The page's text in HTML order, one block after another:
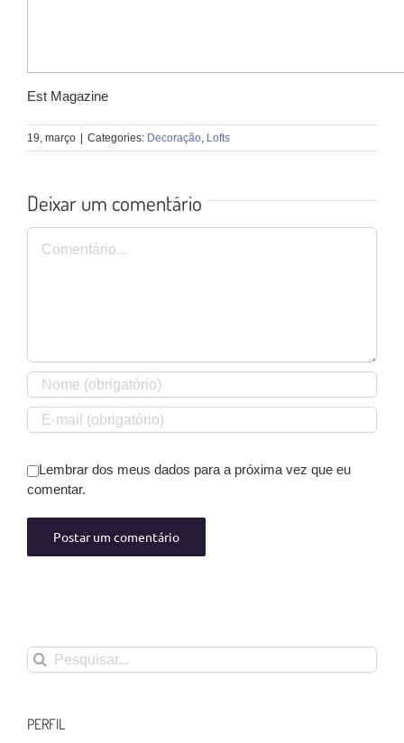
Est Magazine
19, março Categories: Decoração, Lofts
Deixar um comentário
Comentário
Lembrar dos meus dados para a próxima vez que eu
comentar.
Buscar
resultados
PERFIL